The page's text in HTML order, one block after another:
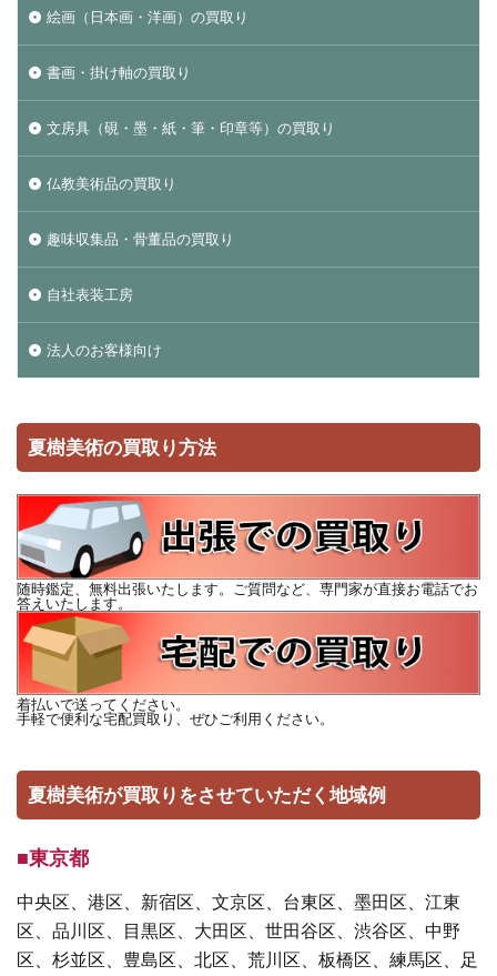
絵画（日本画・洋画）の買取り
書画・掛け軸の買取り
文房具（硯・墨・紙・筆・印章等）の買取り
仏教美術品の買取り
趣味収集品・骨董品の買取り
自社表装工房
法人のお客様向け
夏樹美術の買取り方法
随時鑑定、無料出張いたします。ご質問など、専門家が直接お電話でお
答えいたします。
着払いで送ってください。
手軽で便利な宅配買取り、ぜひご利用ください。
夏樹美術が買取りをさせていただく地域例
■東京都
中央区、港区、新宿区、文京区、台東区、墨田区、江東
区、品川区、目黒区、大田区、世田谷区、渋谷区、中野
区、杉並区、豊島区、北区、荒川区、板橋区、練馬区、足